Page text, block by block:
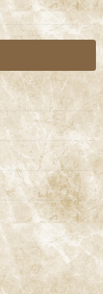
正歯科
正歯科」は、JR中
線「阿佐ケ谷駅」
徒歩8分の、駅す
杉並区や中野区、新